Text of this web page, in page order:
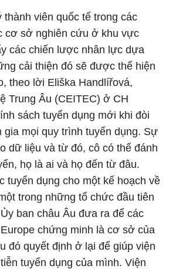
viên quốc tế trong các
cơ sở nghiên cứu ở khu vực
các chiến lược nhân lực dựa
cải thiện đó sẽ được thể hiện
theo lời Eliška Handlířová,
Trung Âu (CEITEC) ở CH
sách tuyển dụng mới khi đòi
mọi quy trình tuyển dụng. Sự
dữ liệu và từ đó, cô có thể đánh
họ là ai và họ đến từ đâu.
tuyển dụng cho một kế hoạch về
trong những tổ chức đầu tiên
ban châu Âu đưa ra để các
chứng minh là cơ sở của
đó quyết định ở lại để giúp viện
tuyển dụng của mình. Viện